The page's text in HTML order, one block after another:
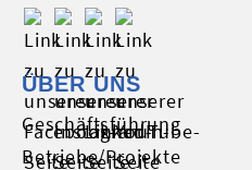
ÜBER UNS
Geschäftsführung
Betriebe/Projekte